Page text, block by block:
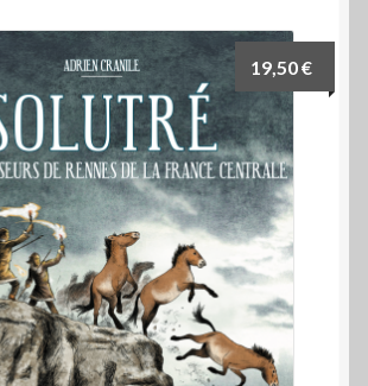
19,50€